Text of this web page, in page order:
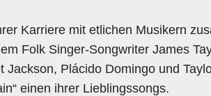
Karriere mit etlichen Musikern
Folk Singer-Songwriter James
Jackson, Plácido Domingo und
einen ihrer Lieblingssongs.